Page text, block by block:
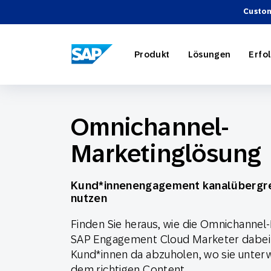
SAP ENGAGEMENT CLOUD
Produkt
AI-
Lösungen
Retail
Reise-
Unsere
Über
Events
Überblick
Engage
Omnichannel-
Marketinglösung
Kund*innenengagement
nutzen
Finden Sie heraus, wie die
SAP Engagement Cloud Marketer
Kund*innen da abzuholen, wo sie